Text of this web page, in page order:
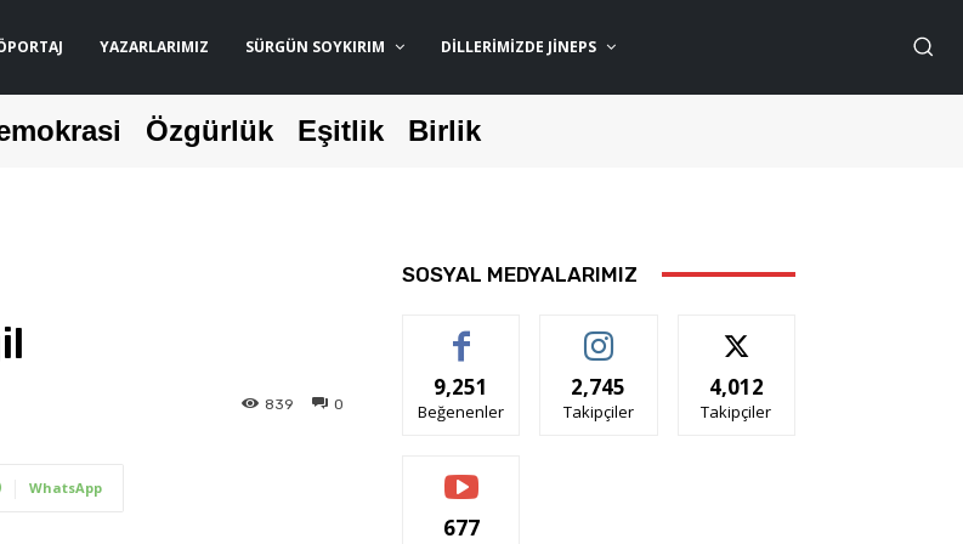
YAZARLARIMIZ SÜRGÜN SOYKIRIM DILLERIMIZDE JİNEPS
Özgürlük Eşitlik Birlik
0
839
WhatsApp
SOSYAL MEDYALARIMIZ
9,251
Beğenenler
2,745
Takipçiler
4,012
Takipçiler
677